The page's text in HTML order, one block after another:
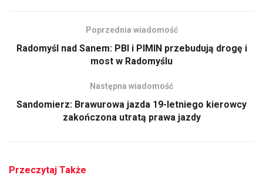
Poprzednia wiadomość
Radomyśl nad Sanem: PBI i PIMIN przebudują drogę i
most w Radomyślu
Następna wiadomość
Sandomierz: Brawurowa jazda 19-letniego kierowcy
zakończona utratą prawa jazdy
Przeczytaj Także